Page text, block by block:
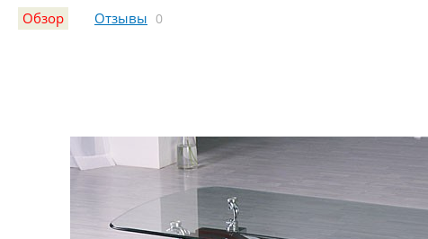
Обзор Отзывы 0